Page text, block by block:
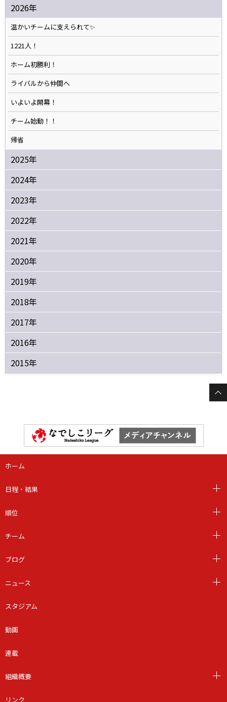
2026年
温かいチームに支えられて✨️
1221人！
ホーム初勝利！
ライバルから仲間へ
いよいよ開幕！
チーム始動！！
帰省
2025年
2024年
2023年
2022年
2021年
2020年
2019年
2018年
2017年
2016年
2015年
ホーム
日程・結果
順位
チーム
ブログ
ニュース
スタジアム
動画
連載
組織概要
リンク